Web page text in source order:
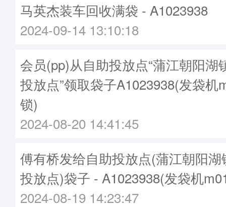
马英杰装车回收满袋 - A1023938
2024-09-14 13:10:18
会员(pp)从自助投放点“蒲江朝阳湖
投放点”领取袋子A1023938(发袋机
锁)
2024-08-20 14:41:45
傅有桥发给自助投放点(蒲江朝阳
投放点)袋子 - A1023938(发袋机
2024-08-19 14:23:47